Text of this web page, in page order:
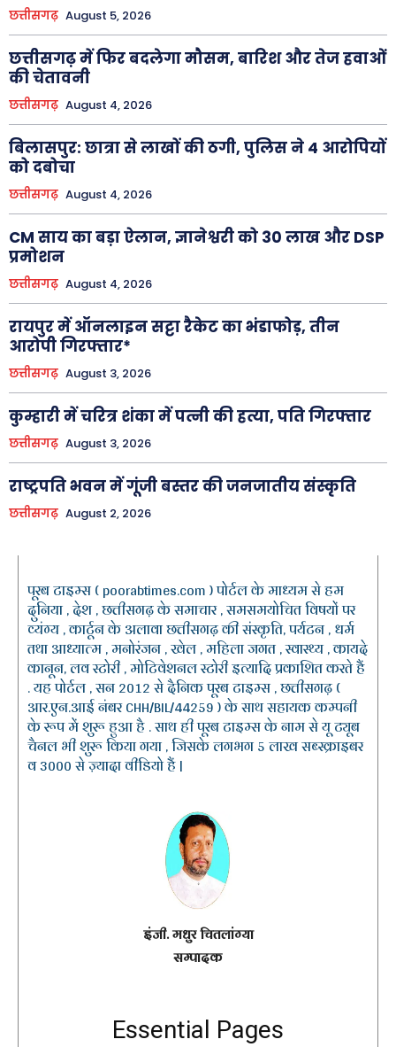
छत्तीसगढ़ August 5, 2026
छत्तीसगढ़ में फिर बदलेगा मौसम, बारिश और तेज हवाओं
की चेतावनी
छत्तीसगढ़ August 4, 2026
बिलासपुर: छात्रा से लाखों की ठगी, पुलिस ने 4 आरोपियों
को दबोचा
छत्तीसगढ़ August 4, 2026
CM साय का बड़ा ऐलान, ज्ञानेश्वरी को 30 लाख और DSP
प्रमोशन
छत्तीसगढ़ August 4, 2026
रायपुर में ऑनलाइन सट्टा रैकेट का भंडाफोड़, तीन
आरोपी गिरफ्तार*
छत्तीसगढ़ August 3, 2026
कुम्हारी में चरित्र शंका में पत्नी की हत्या, पति गिरफ्तार
छत्तीसगढ़ August 3, 2026
राष्ट्रपति भवन में गूंजी बस्तर की जनजातीय संस्कृति
छत्तीसगढ़ August 2, 2026
पूरब टाइम्स ( poorabtimes.com ) पोर्टल के माध्यम से हम
दुनिया , देश , छत्तीसगढ़ के समाचार , समसमयोचित विषयों पर
व्यंग्य , कार्टून के अलावा छत्तीसगढ़ की संस्कृति, पर्यटन , धर्म
तथा आध्यात्म , मनोरंजन , खेल , महिला जगत , स्वास्थ्य , कायदे
कानून, लव स्टोरी , मोटिवेशनल स्टोरी इत्यादि प्रकाशित करते हैं
. यह पोर्टल , सन 2012 से दैनिक पूरब टाइम्स , छत्तीसगढ़ (
आर.एन.आई नंबर CHH/BIL/44259 ) के साथ सहायक कम्पनी
के रूप में शुरू हुआ है . साथ ही पूरब टाइम्स के नाम से यू ट्यूब
चैनल भी शुरू किया गया , जिसके लगभग 5 लाख सब्स्क्राइबर
व 3000 से ज़्यादा वीडियो हैं |
इंजी. मधुर चितलांग्या
सम्पादक
Essential Pages